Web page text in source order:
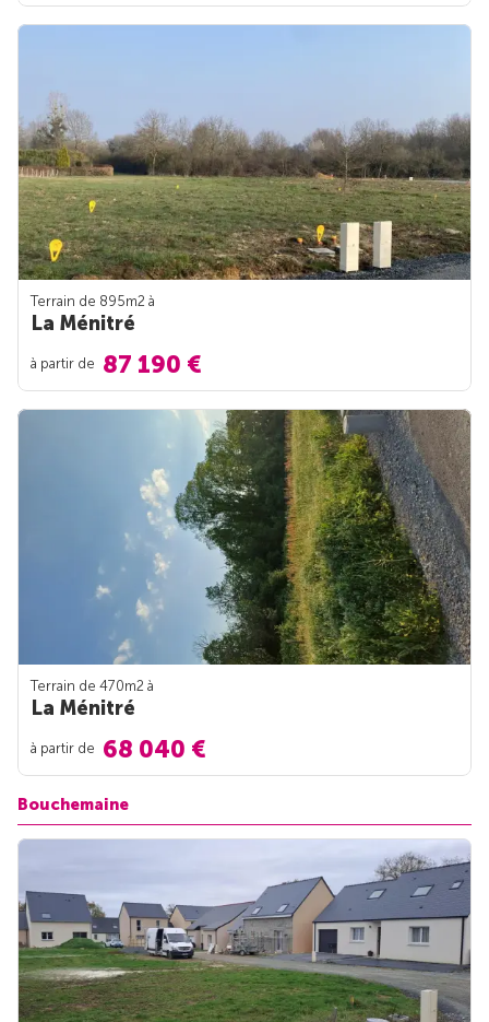
Terrain de 895m2 à
La Ménitré
à partir de 87 190 €
Terrain de 470m2 à
La Ménitré
à partir de 68 040 €
Bouchemaine